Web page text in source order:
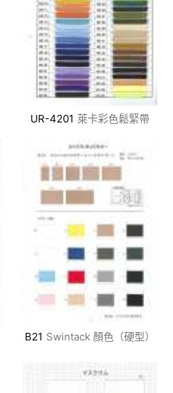
UR-4201 萊卡彩色鬆緊帶
B21 Swintack 顏色（硬型）